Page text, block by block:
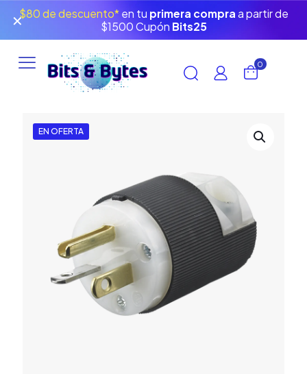
$80 de descuento*en tu primera compra a partir de
$1500 Cupón Bits25
✕
0
EN OFERTA